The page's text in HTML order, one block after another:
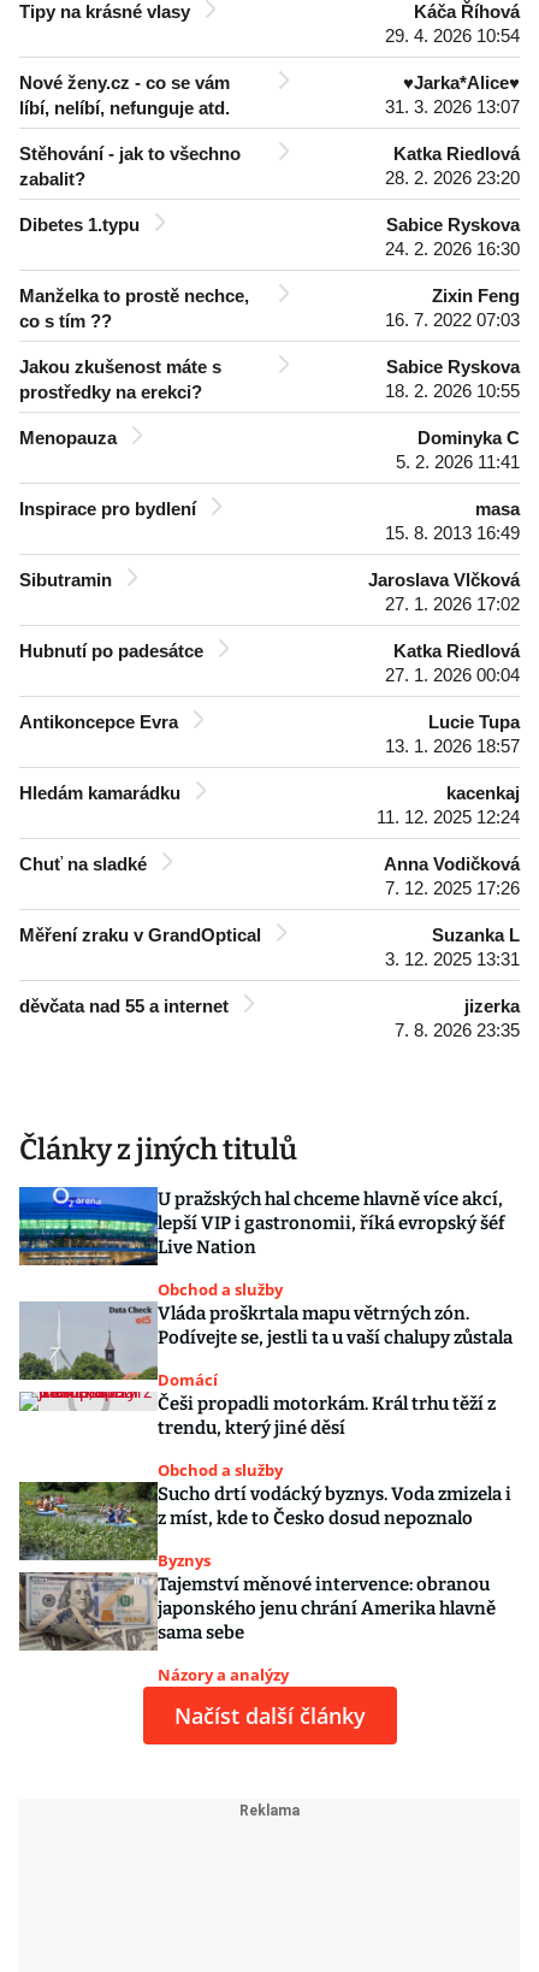
Tipy na krásné vlasy
Káča Říhová
29. 4. 2026 10:54
Nové ženy.cz - co se vám
líbí, nelíbí, nefunguje atd.
♥Jarka*Alice♥
31. 3. 2026 13:07
Stěhování - jak to všechno
zabalit?
Katka Riedlová
28. 2. 2026 23:20
Dibetes 1.typu
Sabice Ryskova
24. 2. 2026 16:30
Manželka to prostě nechce,
co s tím ??
Zixin Feng
16. 7. 2022 07:03
Jakou zkušenost máte s
prostředky na erekci?
Sabice Ryskova
18. 2. 2026 10:55
Menopauza
Dominyka C
5. 2. 2026 11:41
Inspirace pro bydlení
masa
15. 8. 2013 16:49
Sibutramin
Jaroslava Vlčková
27. 1. 2026 17:02
Hubnutí po padesátce
Katka Riedlová
27. 1. 2026 00:04
Antikoncepce Evra
Lucie Tupa
13. 1. 2026 18:57
Hledám kamarádku
kacenkaj
11. 12. 2025 12:24
Chuť na sladké
Anna Vodičková
7. 12. 2025 17:26
Měření zraku v GrandOptical
Suzanka L
3. 12. 2025 13:31
děvčata nad 55 a internet
jizerka
7. 8. 2026 23:35
Články z jiných titulů
U pražských hal chceme hlavně více akcí,
lepší VIP i gastronomii, říká evropský šéf
Live Nation
Obchod a služby
Vláda proškrtala mapu větrných zón.
Podívejte se, jestli ta u vaší chalupy zůstala
Domácí
Češi propadli motorkám. Král trhu těží z
trendu, který jiné děsí
Obchod a služby
Sucho drtí vodácký byznys. Voda zmizela i
z míst, kde to Česko dosud nepoznalo
Byznys
Tajemství měnové intervence: obranou
japonského jenu chrání Amerika hlavně
sama sebe
Názory a analýzy
Načíst další články